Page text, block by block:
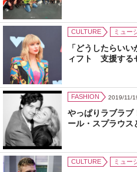
CULTURE ミュー
「どうしたらい
ィフト 支援する
FASHION 2019/11/
やっぱりラブラ
ール・スプラウス
CULTURE ミュー